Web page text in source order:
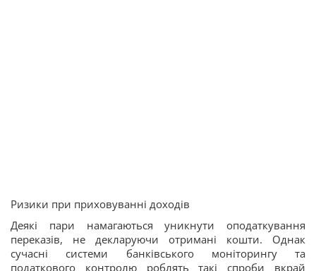
Ризики при приховуванні доходів
Деякі пари намагаються уникнути оподаткування
переказів, не декларуючи отримані кошти. Однак
сучасні системи банківського моніторингу та
податкового контролю роблять такі спроби вкрай